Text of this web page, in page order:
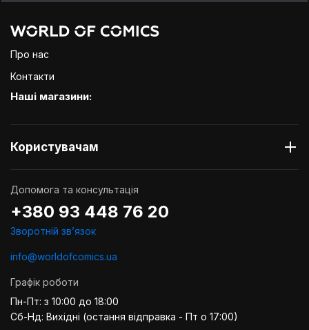
Про нас
Контакти
Наші магазини:
Користувачам
Допомога та консультація
+380 93 448 76 20
Зворотній звʼязок
info@worldofcomics.ua
Графік роботи
Пн-Пт: з 10:00 до 18:00
Сб-Нд: Вихідні (остання відправка - Пт о 17:00)